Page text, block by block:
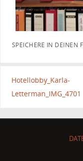
SPEICHERE IN DEINEN
Hotellobby_Karla-
Letterman_IMG_4701